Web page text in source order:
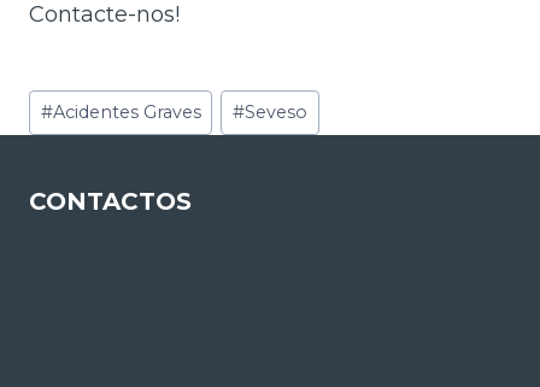
Contacte-nos!
Etiquetas
do
#Acidentes Graves #Seveso
CONTACTOS